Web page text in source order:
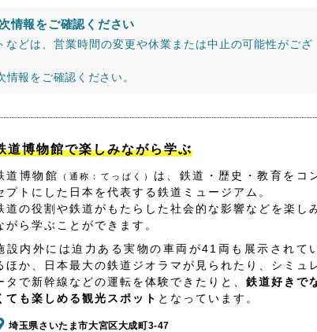
情報をご確認ください
どは、営業時間の変更や休業または中止の可能性がござ
報をご確認ください。
道博物館で楽しみながら学ぶ
道博物館 （通称：てっぱく） は、鉄道・歴史・教育をコ
プトにした日本を代表する鉄道ミュージアム。
道の役割や鉄道がもたらした社会的な影響などを楽し
がら学ぶことができます。
設内外には迫力ある実物の車両が41両も展示されて
ほか、日本最大の鉄道ジオラマが見られたり、シミュ
タで新幹線などの運転を体験できたりと、 鉄道好きで
ても楽しめる観光スポット となっています。
埼玉県さいたま市大宮区大成町3-47